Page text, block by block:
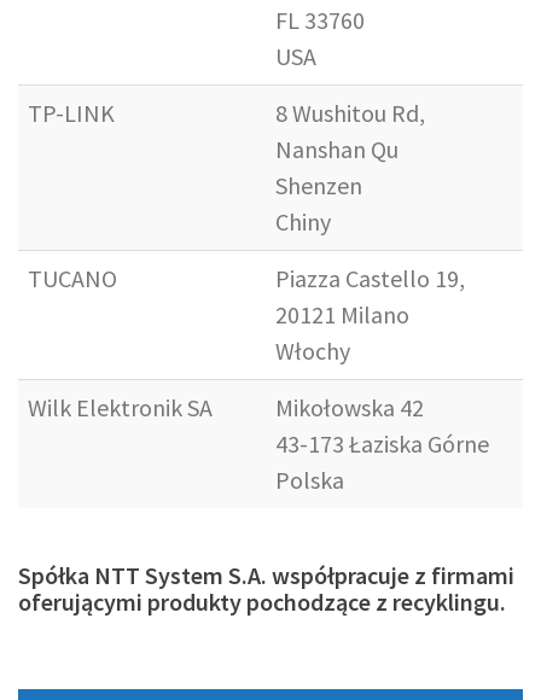
FL 33760
USA
TP-LINK
8 Wushitou Rd,
Nanshan Qu
Shenzen
Chiny
TUCANO
Piazza Castello 19,
20121 Milano
Włochy
Wilk Elektronik SA
Mikołowska 42
43-173 Łaziska Górne
Polska
Spółka NTT System S.A. współpracuje z firmami
oferującymi produkty pochodzące z recyklingu.